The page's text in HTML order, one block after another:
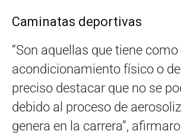
Caminatas deportivas
“Son aquellas que tiene
acondicionamiento físico o
preciso destacar que no se
debido al proceso de
genera en la carrera”,